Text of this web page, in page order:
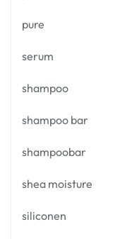
pure
serum
shampoo
shampoo bar
shampoobar
shea moisture
siliconen